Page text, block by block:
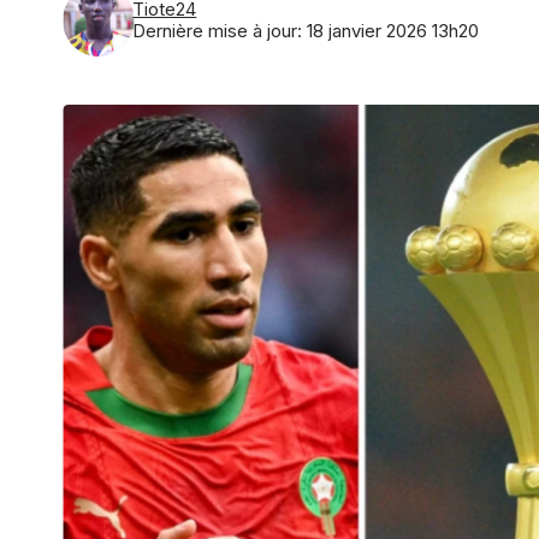
Dernière mise à jour: 18 janvier 2026 13h20
Tiote24